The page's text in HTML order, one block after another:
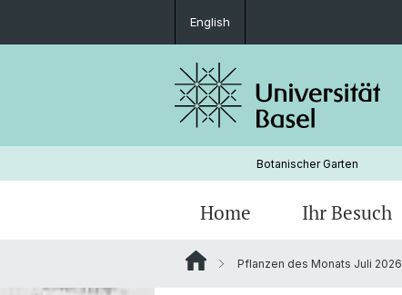
English
Botanischer Garten
Home Ihr Besuch
Pflanzen des Monats Juli 2026